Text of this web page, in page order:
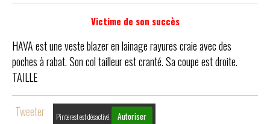
Victime de son succès
HAVA est une veste blazer en lainage rayures craie avec des
poches à rabat. Son col tailleur est cranté. Sa coupe est droite.
TAILLE
Tweeter Pinterest est désactivé. Autoriser